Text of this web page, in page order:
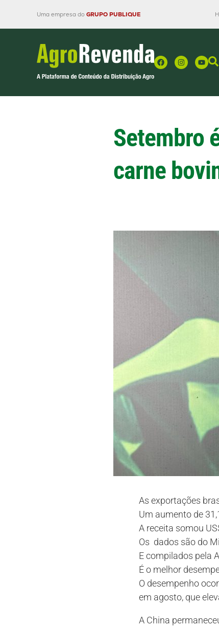
Uma empresa do GRUPO PUBLIQUE
Setembro
carne
As exportações
Um aumento de
A receita somou
Os dados são do
E compilados pela
É o melhor
O desempenho
em agosto, que
A China